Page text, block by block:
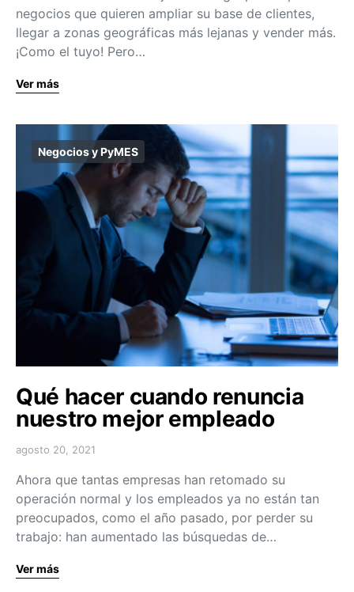
negocios que quieren ampliar su base de clientes,
llegar a zonas geográficas más lejanas y vender más.
¡Como el tuyo! Pero…
Ver más
Negocios y PyMES
Qué hacer cuando renuncia
nuestro mejor empleado
agosto 20, 2021
Ahora que tantas empresas han retomado su
operación normal y los empleados ya no están tan
preocupados, como el año pasado, por perder su
trabajo: han aumentado las búsquedas de…
Ver más